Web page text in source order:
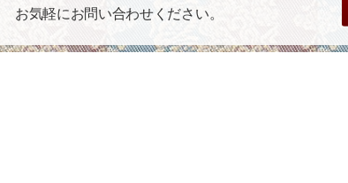
お気軽にお問い合わせください。